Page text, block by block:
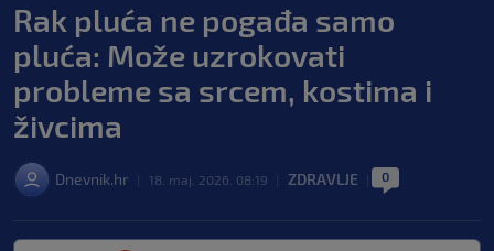
Rak pluća ne pogađa samo
pluća: Može uzrokovati
probleme sa srcem, kostima i
živcima
Dnevnik.hr 18. maj. 2026. 08:19 ZDRAVLJE 0